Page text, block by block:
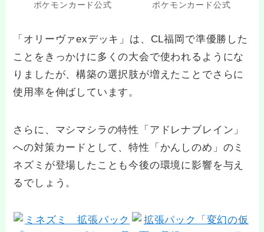
ポケモンカード公式 ポケモンカード公式
「オリーヴァexデッキ」は、CL福岡で準優勝した
ことをきっかけに多くの大会で使われるようにな
りましたが、構築の選択肢が増えたことでさらに
使用率を伸ばしています。
さらに、マシマシラの特性「アドレナブレイン」
への対策カードとして、特性「かんしのめ」のミ
ネズミが登場したことも今後の環境に影響を与え
るでしょう。